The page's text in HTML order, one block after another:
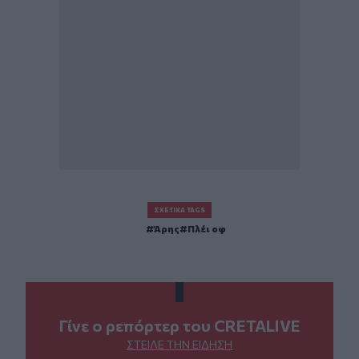
ΣΧΕΤΙΚΆ TAGS
Άρης Πλέι οφ
Γίνε ο ρεπόρτερ του CRETALIVE
ΣΤΕΊΛΕ ΤΗΝ ΕΊΔΗΣΗ